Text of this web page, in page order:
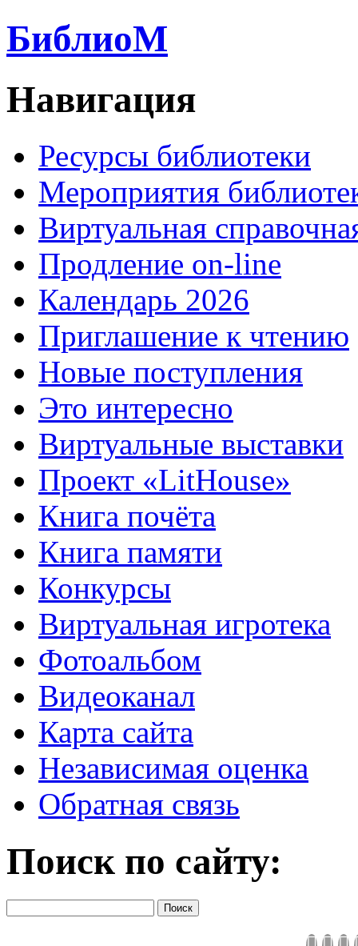
БиблиоМ
Навигация
Ресурсы библиотеки
Мероприятия
Виртуальная
Продление on-line
Календарь 2026
Приглашение к чтению
Новые поступления
Это интересно
Виртуальные выставки
Проект «LitHouse»
Книга почёта
Книга памяти
Конкурсы
Виртуальная игротека
Фотоальбом
Видеоканал
Карта сайта
Независимая оценка
Обратная связь
Поиск по сайту: